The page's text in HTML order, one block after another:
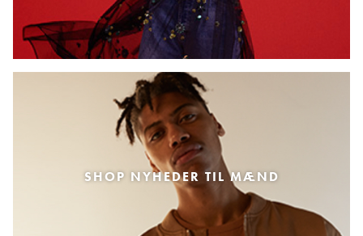
SHOP NYHEDER TIL MÆND